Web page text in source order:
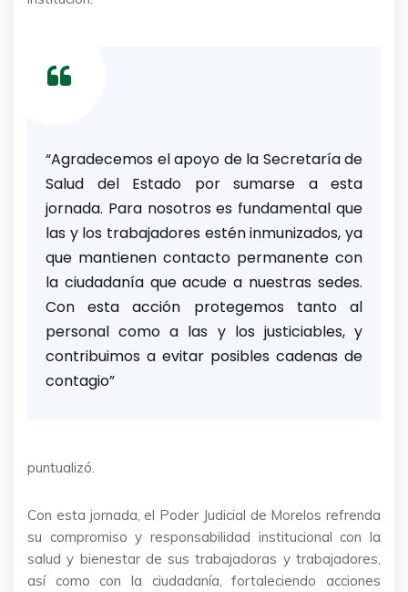
“Agradecemos el apoyo de la Secretaría de
Salud del Estado por sumarse a esta
jornada. Para nosotros es fundamental que
las y los trabajadores estén inmunizados, ya
que mantienen contacto permanente con
la ciudadanía que acude a nuestras sedes.
Con esta acción protegemos tanto al
personal como a las y los justiciables, y
contribuimos a evitar posibles cadenas de
contagio”
puntualizó.
Con esta jornada, el Poder Judicial de Morelos refrenda
su compromiso y responsabilidad institucional con la
salud y bienestar de sus trabajadoras y trabajadores,
así como con la ciudadanía, fortaleciendo acciones